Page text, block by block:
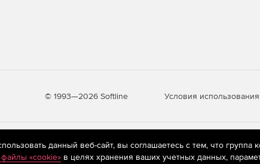
© 1993—2026 Softline Условия использования
применяютсярекомендательные технологии
к предпочтениям пользователей сети «Интернет»,
данный веб-сайт, вы соглашаетесь с тем, что группа
файлы «cookie»в целях хранения ваших учетных данных,